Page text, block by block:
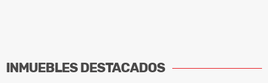
INMUEBLESDESTACADOS